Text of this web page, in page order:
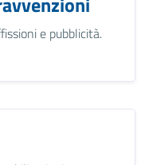
e pubblicità.